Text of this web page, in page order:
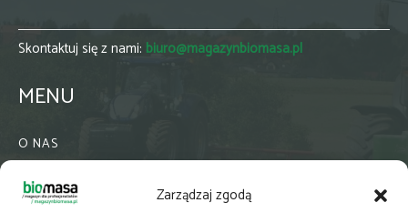
Zarządzaj zgodą
Skontaktuj się z nami: biuro@magazynbiomasa.pl
MENU
O NAS
WSPÓŁPRACA